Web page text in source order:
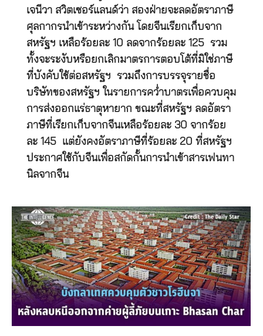
เจนีวา สวิตเซอร์แลนด์ว่า สองฝ่ายจะลดอัตราภาษี
ศุลกากรนำเข้าระหว่างกัน โดยจีนเรียกเก็บจาก
สหรัฐฯ เหลือร้อยละ 10 ลดจากร้อยละ 125 รวม
ทั้งจะระงับหรือยกเลิกมาตรการตอบโต้ที่มิใช่ภาษี
ที่บังคับใช้ต่อสหรัฐฯ รวมถึงการบรรจุรายชื่อ
บริษัทของสหรัฐฯ ในรายการคว่ำบาตรเพื่อควบคุม
การส่งออกแร่ธาตุหายาก ขณะที่สหรัฐฯ ลดอัตรา
ภาษีที่เรียกเก็บจากจีนเหลือร้อยละ 30 จากร้อย
ละ 145 แต่ยังคงอัตราภาษีที่ร้อยละ 20 ที่สหรัฐฯ
ประกาศใช้กับจีนเพื่อสกัดกั้นการนำเข้าสารเฟนทา
นิลจากจีน